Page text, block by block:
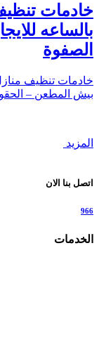
خادمات
الصفوة
خادمات تنظيف
بيش المطعن –
المزيد
اتصل بنا الان
966
الخدمات